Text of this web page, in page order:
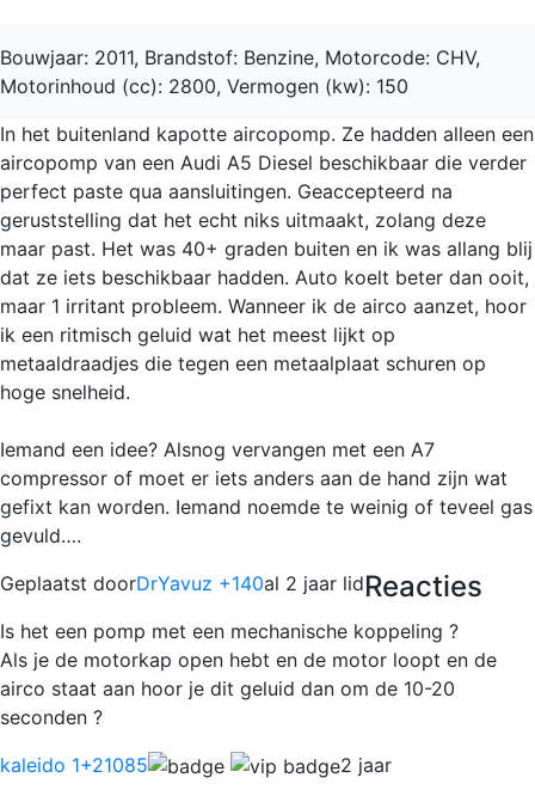
Bouwjaar: 2011, Brandstof: Benzine, Motorcode: CHV,
Motorinhoud (cc): 2800, Vermogen (kw): 150
In het buitenland kapotte aircopomp. Ze hadden alleen een
aircopomp van een Audi A5 Diesel beschikbaar die verder
perfect paste qua aansluitingen. Geaccepteerd na
geruststelling dat het echt niks uitmaakt, zolang deze
maar past. Het was 40+ graden buiten en ik was allang blij
dat ze iets beschikbaar hadden. Auto koelt beter dan ooit,
maar 1 irritant probleem. Wanneer ik de airco aanzet, hoor
ik een ritmisch geluid wat het meest lijkt op
metaaldraadjes die tegen een metaalplaat schuren op
hoge snelheid.
Iemand een idee? Alsnog vervangen met een A7
compressor of moet er iets anders aan de hand zijn wat
gefixt kan worden. Iemand noemde te weinig of teveel gas
gevuld….
Geplaatst doorDrYavuz +140al 2 jaar lidReacties
Is het een pomp met een mechanische koppeling ?
Als je de motorkap open hebt en de motor loopt en de
airco staat aan hoor je dit geluid dan om de 10-20
seconden ?
kaleido 1+21085
2 jaar